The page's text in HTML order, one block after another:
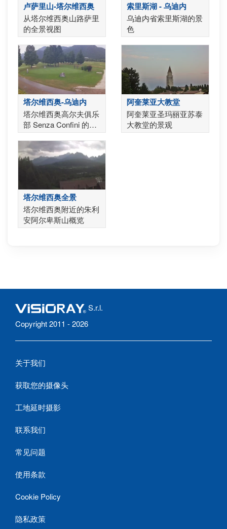
卢萨里山-塔尔维西奥
从塔尔维西奥山路萨里
的全景视图
索里斯湖 - 乌迪内
乌迪内省索里斯湖的景
色
塔尔维西奥-乌迪内
塔尔维西奥高尔夫俱乐
部 Senza Confini 的景
观
阿奎莱亚大教堂
阿奎莱亚圣玛丽亚苏泰
大教堂的景观
塔尔维西奥全景
塔尔维西奥附近的朱利
安阿尔卑斯山概览
S.r.l.
Copyright 2011 - 2026
关于我们
获取您的摄像头
工地延时摄影
联系我们
常见问题
使用条款
Cookie Policy
隐私政策